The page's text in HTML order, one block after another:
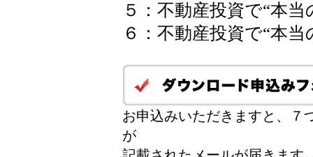
５：不動産投資で“本当
６：不動産投資で“本当
お申込みいただきますと、７
が